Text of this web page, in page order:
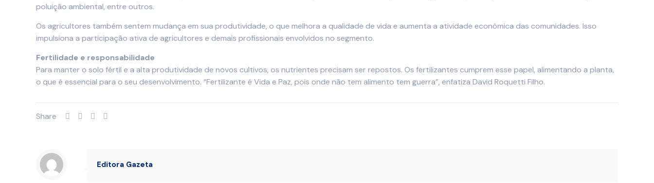
poluição ambiental, entre outros.
Os agricultores também sentem mudança em sua produtividade, o que melhora a qualidade de vida e aumenta a atividade econômica das comunidades. Isso
impulsiona a participação ativa de agricultores e demais profissionais envolvidos no segmento.
Fertilidade e responsabilidade
Para manter o solo fértil e a alta produtividade de novos cultivos, os nutrientes precisam ser repostos. Os fertilizantes cumprem esse papel, alimentando a planta,
o que é essencial para o seu desenvolvimento. “Fertilizante é Vida e Paz, pois onde não tem alimento tem guerra”, enfatiza David Roquetti Filho.
Share
Editora Gazeta